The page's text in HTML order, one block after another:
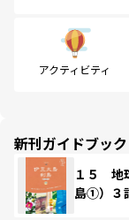
アクティビティ
新刊ガイドブック
１５ 地
島①）３